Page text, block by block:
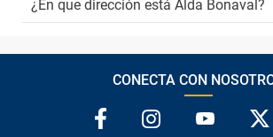
¿En que dirección está Alda Bonaval?
CONECTA CON